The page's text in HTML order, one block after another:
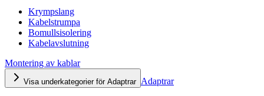
Krympslang
Kabelstrumpa
Bomullsisolering
Kabelavslutning
Montering av kablar
Visa underkategorier för Adaptrar Adaptrar